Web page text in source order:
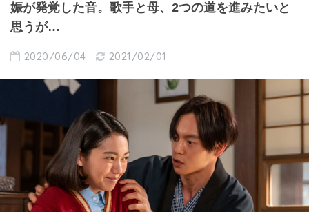
娠が発覚した音。歌手と母、2つの道を進みたいと
思うが…
2020/06/04 2021/02/01